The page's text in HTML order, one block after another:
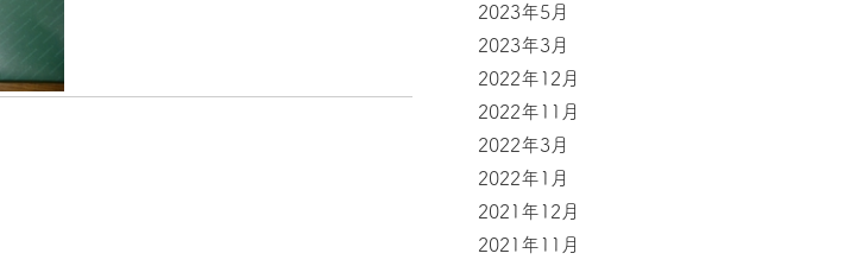
2023年5月
2023年3月
2022年12月
2022年11月
2022年3月
2022年1月
2021年12月
2021年11月